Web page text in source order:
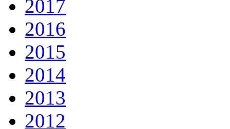
2017
2016
2015
2014
2013
2012